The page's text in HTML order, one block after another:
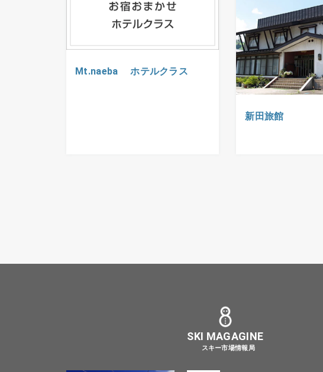
Mt.naeba ホテルクラス
新田旅館
SKI MAGAGINE
スキー市場情報局